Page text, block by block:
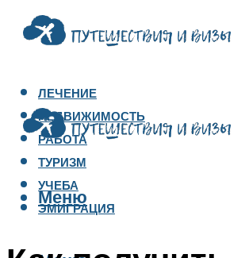
ЛЕЧЕНИЕ
НЕДВИЖИМОСТЬ
РАБОТА
ТУРИЗМ
УЧЕБА
ЭМИГРАЦИЯ
Меню